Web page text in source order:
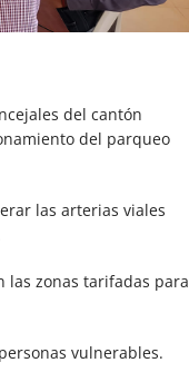
del cantón
del parqueo
las arterias viales
las zonas tarifadas para
vulnerables.